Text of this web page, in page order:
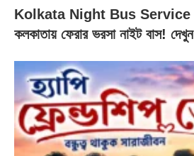
Kolkata Night Bus Service
কলকাতায় ফেরার ভরসা নাইট বাস!